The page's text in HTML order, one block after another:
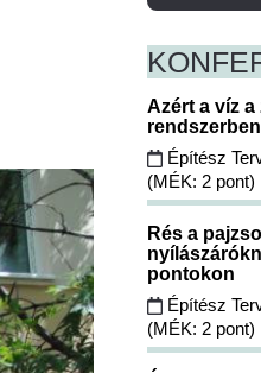
Azért a víz
rendszerben
Építész
(MÉK: 2 pont)
Rés a
pontokon
Építész
(MÉK: 2 pont)